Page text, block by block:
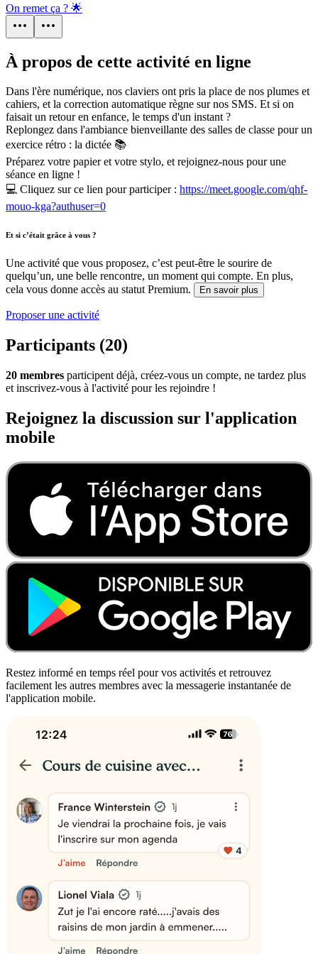
On remet ça ? 🌟
À propos de cette activité en ligne
Dans l'ère numérique, nos claviers ont pris la place de nos plumes et
cahiers, et la correction automatique règne sur nos SMS. Et si on
faisait un retour en enfance, le temps d'un instant ?
Replongez dans l'ambiance bienveillante des salles de classe pour un
exercice rétro : la dictée 📚
Préparez votre papier et votre stylo, et rejoignez-nous pour une
séance en ligne !
💻 Cliquez sur ce lien pour participer : https://meet.google.com/qhf-
mouo-kga?authuser=0
Et si c’était grâce à vous ?
Une activité que vous proposez, c’est peut-être le sourire de
quelqu’un, une belle rencontre, un moment qui compte. En plus,
cela vous donne accès au statut Premium.
En savoir plus
Proposer une activité
Participants (20)
20 membres participent déjà, créez-vous un compte, ne tardez plus
et inscrivez-vous à l'activité pour les rejoindre !
Rejoignez la discussion sur l'application
mobile
Restez informé en temps réel pour vos activités et retrouvez
facilement les autres membres avec la messagerie instantanée de
l'application mobile.